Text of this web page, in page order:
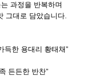
과정을 반복하며
그대로 담았습니다.
득한 용대리 황태채”
든든한 반찬”